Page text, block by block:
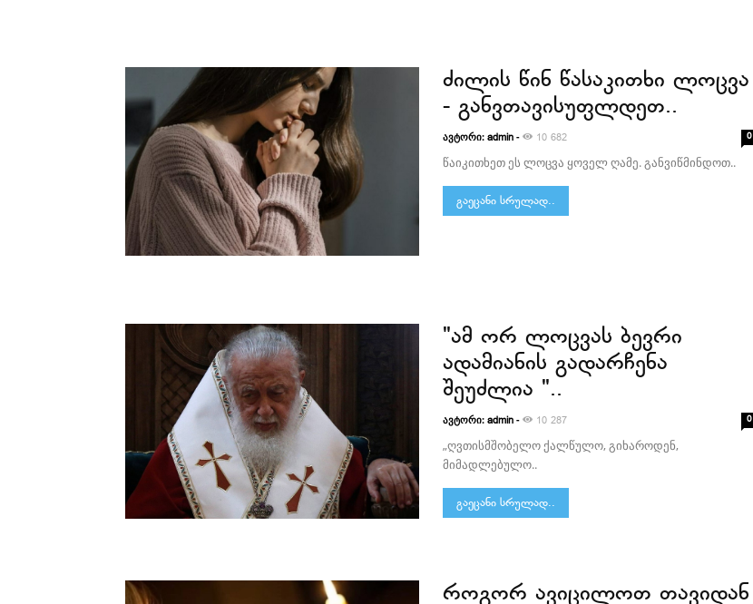
ძილის წინ წასაკითხი ლოცვა
- განვთავისუფლდეთ..
ავტორი: admin - 10 682 0
წაიკითხეთ ეს ლოცვა ყოველ ღამე. განვიწმინდოთ..
გაეცანი სრულად..
"ამ ორ ლოცვას ბევრი
ადამიანის გადარჩენა
შეუძლია "..
ავტორი: admin - 10 287 0
„ღვთისმშობელო ქალწულო, გიხაროდენ,
მიმადლებულო..
გაეცანი სრულად..
როგორ ავიცილოთ თავიდან